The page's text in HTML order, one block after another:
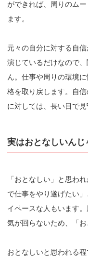
ができれば、周りのム
ます。
元々の自分に対する自
演じているだけなので
ん。仕事や周りの環境
格を取り戻します。自
に対しては、長い目で見
実はおとなしいんじ
「おとなしい」と思わ
で仕事をやり遂げたい
イペースな人もいます
気が回らないため、「お
おとなしいと思われる